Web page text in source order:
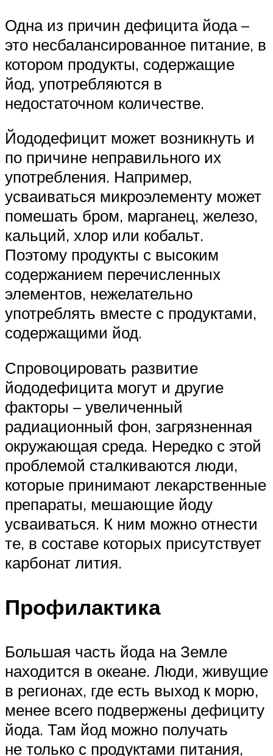
Одна из причин дефицита йода –
это несбалансированное питание, в
котором продукты, содержащие
йод, употребляются в
недостаточном количестве.
Йододефицит может возникнуть и
по причине неправильного их
употребления. Например,
усваиваться микроэлементу может
помешать бром, марганец, железо,
кальций, хлор или кобальт.
Поэтому продукты с высоким
содержанием перечисленных
элементов, нежелательно
употреблять вместе с продуктами,
содержащими йод.
Спровоцировать развитие
йододефицита могут и другие
факторы – увеличенный
радиационный фон, загрязненная
окружающая среда. Нередко с этой
проблемой сталкиваются люди,
которые принимают лекарственные
препараты, мешающие йоду
усваиваться. К ним можно отнести
те, в составе которых присутствует
карбонат лития.
Профилактика
Большая часть йода на Земле
находится в океане. Люди, живущие
в регионах, где есть выход к морю,
менее всего подвержены дефициту
йода. Там йод можно получать
не только с продуктами питания,